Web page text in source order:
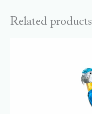
Related products